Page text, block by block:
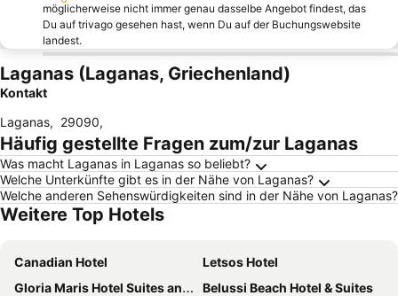
möglicherweise nicht immer genau dasselbe Angebot findest, das
Du auf trivago gesehen hast, wenn Du auf der Buchungswebsite
landest.
Laganas (Laganas, Griechenland)
Kontakt
Laganas, 29090,
Häufig gestellte Fragen zum/zur Laganas
Was macht Laganas in Laganas so beliebt?
Welche Unterkünfte gibt es in der Nähe von Laganas?
Welche anderen Sehenswürdigkeiten sind in der Nähe von Laganas?
Weitere Top Hotels
Canadian Hotel
Letsos Hotel
Gloria Maris Hotel Suites and Villa
Belussi Beach Hotel & Suites